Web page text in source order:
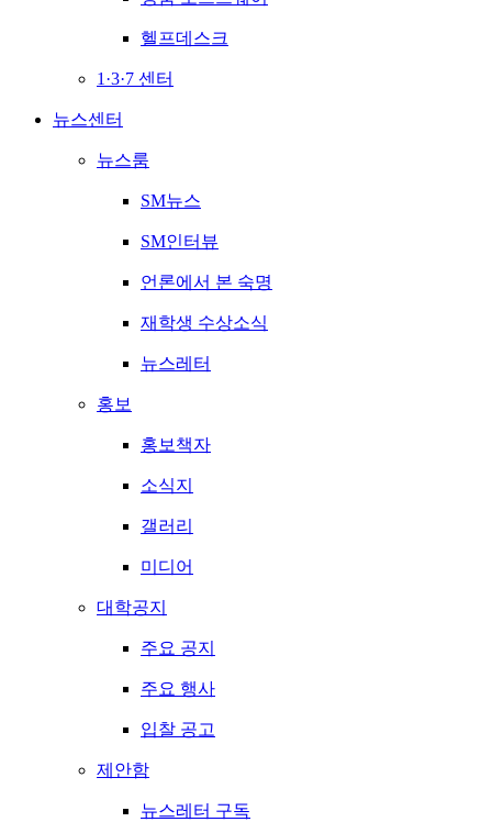
헬프데스크
1·3·7 센터
뉴스센터
뉴스룸
SM뉴스
SM인터뷰
언론에서 본 숙명
재학생 수상소식
뉴스레터
홍보
홍보책자
소식지
갤러리
미디어
대학공지
주요 공지
주요 행사
입찰 공고
제안함
뉴스레터 구독